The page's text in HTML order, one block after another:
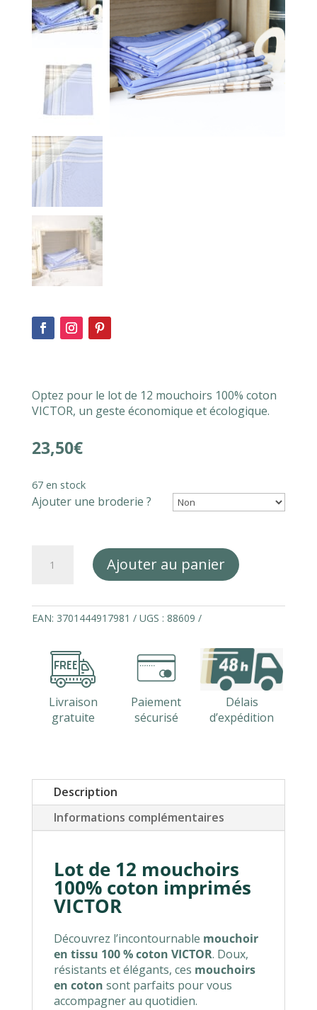
Optez pour le lot de 12 mouchoirs 100% coton
VICTOR, un geste économique et écologique.
23,50€
67 en stock
Ajouter une broderie ?
12
coton
VICTOR
Ajouter au panier
EAN: 3701444917981 UGS : 88609
Livraison
gratuite
Paiement
sécurisé
Délais
d’expédition
Description
Informations complémentaires
Lot de 12 mouchoirs
100% coton imprimés
VICTOR
Découvrez l’incontournable mouchoir
en tissu 100 % coton VICTOR. Doux,
résistants et élégants, ces mouchoirs
en coton sont parfaits pour vous
accompagner au quotidien.